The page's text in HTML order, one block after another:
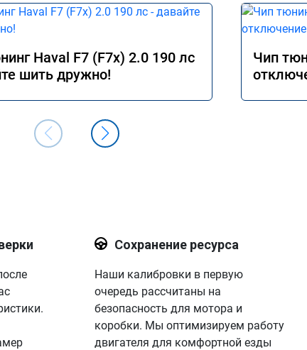
Haval F7 (F7x) 2.0 190 лс
шить дружно!
Чип
Сохранение ресурса
Наши калибровки в первую
очередь рассчитаны на
безопасность для мотора и
коробки. Мы оптимизируем работу
двигателя для комфортной езды